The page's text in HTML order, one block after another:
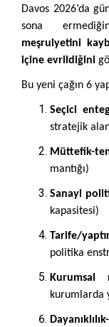
Davos 2026’da
sona
meşruiyetini
içine evrildiğini
Bu yeni çağın 6
Seçici
stratejik
Müttefik-
mantığı)
Sanayi
kapasitesi)
Tarife/
politika
Kurumsal
kurumlarda